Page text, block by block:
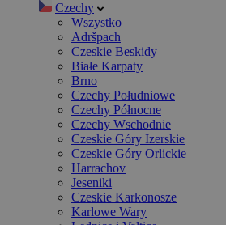
Czechy
Wszystko
Adršpach
Czeskie Beskidy
Białe Karpaty
Brno
Czechy Południowe
Czechy Północne
Czechy Wschodnie
Czeskie Góry Izerskie
Czeskie Góry Orlickie
Harrachov
Jeseniki
Czeskie Karkonosze
Karlowe Wary